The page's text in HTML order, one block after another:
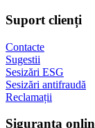
Suport clienți
Contacte
Sugestii
Sesizări ESG
Sesizări antifraudă
Reclamații
Siguranța